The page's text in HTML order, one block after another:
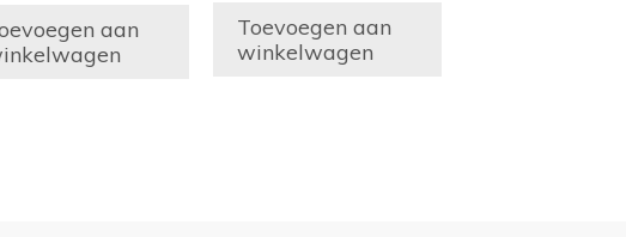
aan
Toevoegen aan
winkelwagen